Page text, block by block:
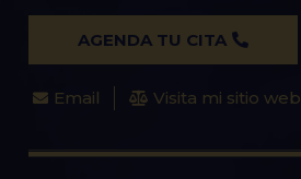
AGENDA TU CITA
Email Visita mi sitio web